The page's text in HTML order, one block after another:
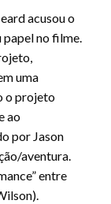
acusou o
no filme.
uma
o projeto
ao
por Jason
aventura.
entre